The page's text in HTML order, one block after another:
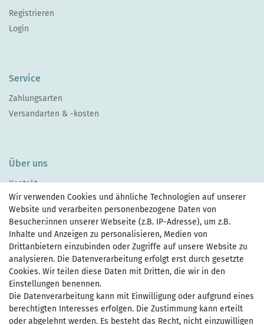
Registrieren
Login
Service
Zahlungsarten
Versandarten & -kosten
Über uns
Kontakt
Zahlen Sie bequem per
Wir versenden mit
Wir verwenden Cookies und ähnliche Technologien auf unserer
Website und verarbeiten personenbezogene Daten von
Besucher:innen unserer Webseite (z.B. IP-Adresse), um z.B.
Inhalte und Anzeigen zu personalisieren, Medien von
Drittanbietern einzubinden oder Zugriffe auf unsere Website zu
analysieren. Die Datenverarbeitung erfolgt erst durch gesetzte
Cookies. Wir teilen diese Daten mit Dritten, die wir in den
Einstellungen benennen.
Die Datenverarbeitung kann mit Einwilligung oder aufgrund eines
berechtigten Interesses erfolgen. Die Zustimmung kann erteilt
oder abgelehnt werden. Es besteht das Recht, nicht einzuwilligen